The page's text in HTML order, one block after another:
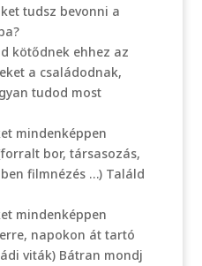
tudsz bevonni a
kötődnek ehhez az
a családodnak,
tudod most
mindenképpen
bor, társasozás,
filmnézés …) Találd
mindenképpen
napokon át tartó
viták) Bátran mondj